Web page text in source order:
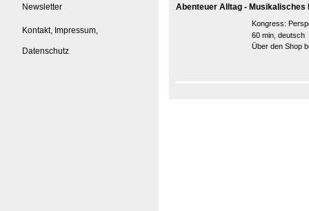
Newsletter
Kontakt, Impressum,
Datenschutz
Abenteuer Alltag - Musikalisches
Kongress:
60 min, deutsch
Über den Shop